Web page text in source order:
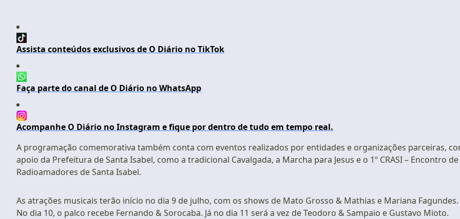
Assista conteúdos exclusivos de O Diário no TikTok
Faça parte do canal de O Diário no WhatsApp
Acompanhe O Diário no Instagram e fique por dentro de tudo em tempo real.
A programação comemorativa também conta com eventos realizados por entidades e organizações parceiras,
apoio da Prefeitura de Santa Isabel, como a tradicional Cavalgada, a Marcha para Jesus e o 1º CRASI – Encontro de
Radioamadores de Santa Isabel.
As atrações musicais terão início no dia 9 de julho, com os shows de Mato Grosso & Mathias e Mariana Fagundes.
No dia 10, o palco recebe Fernando & Sorocaba. Já no dia 11 será a vez de Teodoro & Sampaio e Gustavo Mioto.